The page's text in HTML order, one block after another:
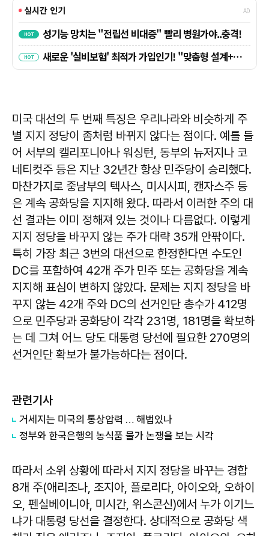
미국 대선의 두 번째 특징은 우리나라와 비슷하게 주
별 지지 정당이 좀처럼 바뀌지 않다는 점이다. 예를 들
어 서부의 캘리포니아나 워싱턴, 동부의 뉴저지나 코
네티컷주 등은 지난 32년간 항상 민주당이 승리했다.
마찬가지로 중남부의 텍사스, 미시시피, 캔자스주 등
은 계속 공화당을 지지해 왔다. 따라서 이러한 주의 대
선 결과는 이미 정해져 있는 것이나 다름없다. 이렇게
지지 정당을 바꾸지 않는 주가 대략 35개 안팎이다.
특히 가장 최근 3번의 대선으로 한정한다면 수도인
DC를 포함하여 42개 주가 민주 또는 공화당을 계속
지지해 표심이 변하지 않았다. 문제는 지지 정당을 바
꾸지 않는 42개 주와 DC의 선거인단 총수가 412명
으로 민주당과 공화당이 각각 231명, 181명을 확보하
는 데 그쳐 어느 당도 대통령 당선에 필요한 270명의
선거인단 확보가 불가능하다는 점이다.
관련기사
거세지는 미국의 통상압력 … 해법있나
정부와 한국은행의 농식품 물가 논쟁을 보는 시각
따라서 소위 상황에 따라서 지지 정당을 바꾸는 경합
8개 주(애리조나, 조지아, 플로리다, 아이오와, 오하이
오, 펜실베이니아, 미시간, 위스콘신)에서 누가 이기느
냐가 대통령 당선을 결정한다. 상대적으로 공화당 색